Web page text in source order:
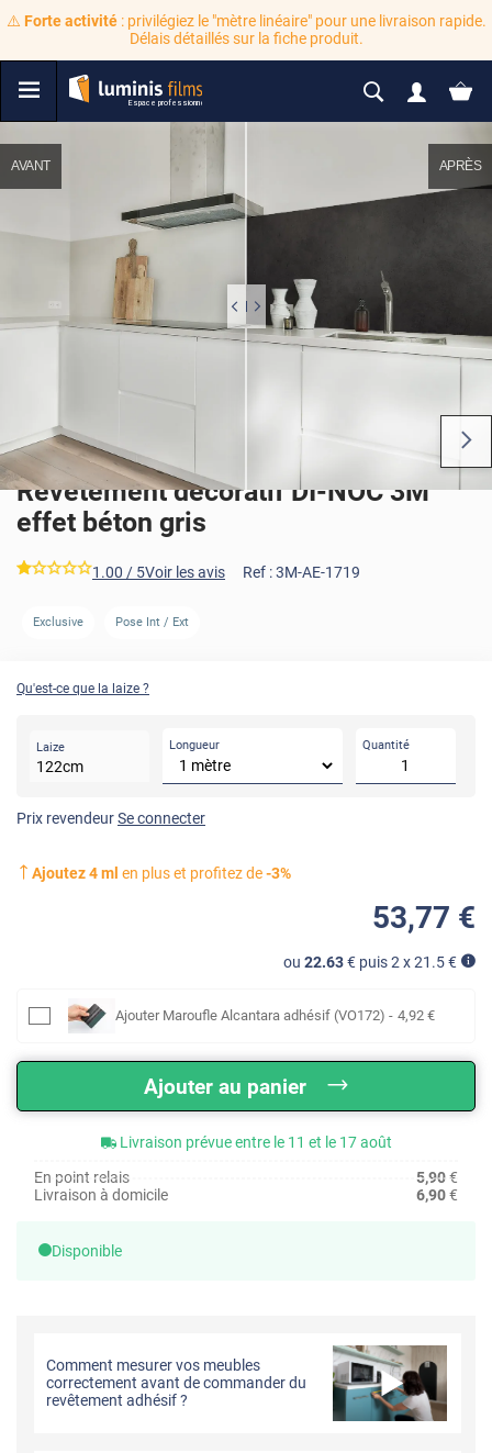
⚠️ Forte activité: privilégiez le "mètre linéaire" pour une livraison rapide.
Délais détaillés sur la fiche produit.
AVANT APRÈS
Revêtement décoratif DI-NOC 3M
effet béton gris
***** 1.00 / 5Voir les avis Ref :3M-AE-1719
Exclusive Pose Int / Ext
Qu'est-ce que la laize ?
Laize
122cm
Longueur Quantité
Prix revendeurSe connecter
Ajoutez4ml en plus et profitez de-3%
53,77 €
ou 22.63€ puis 2 x21.5€
Ajouter Maroufle Alcantara adhésif (VO172) - 4,92 €
Ajouter au panier
Livraison prévue entre le 11 et le 17 août
En point relais
5,90€
Livraison à domicile
6,90€
Disponible
Comment mesurer vos meubles
correctement avant de commander du
revêtement adhésif ?